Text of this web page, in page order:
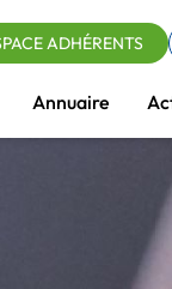
ADHÉRENTS
Annuaire